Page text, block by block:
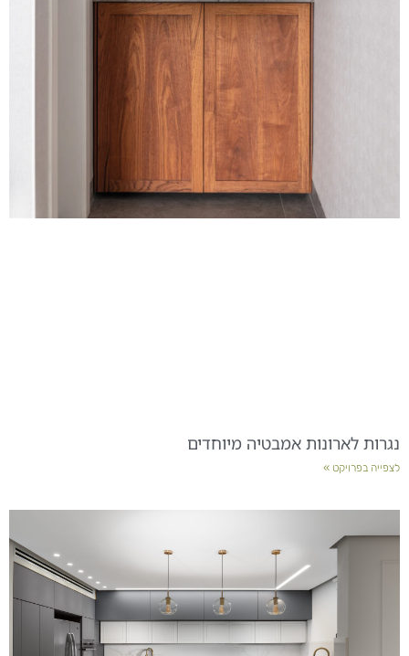
נגרות לארונות אמבטיה מיוחדים
לצפייה בפרויקט »